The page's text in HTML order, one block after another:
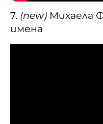
7. (new) Михаела
имена